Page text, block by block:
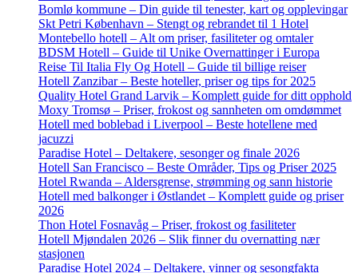
Bomlø kommune – Din guide til tenester, kart og opplevingar
Skt Petri København – Stengt og rebrandet til 1 Hotel
Montebello hotell – Alt om priser, fasiliteter og omtaler
BDSM Hotell – Guide til Unike Overnattinger i Europa
Reise Til Italia Fly Og Hotell – Guide til billige reiser
Hotell Zanzibar – Beste hoteller, priser og tips for 2025
Quality Hotel Grand Larvik – Komplett guide for ditt opphold
Moxy Tromsø – Priser, frokost og sannheten om omdømmet
Hotell med boblebad i Liverpool – Beste hotellene med
jacuzzi
Paradise Hotel – Deltakere, sesonger og finale 2026
Hotell San Francisco – Beste Områder, Tips og Priser 2025
Hotel Rwanda – Aldersgrense, strømming og sann historie
Hotell med balkonger i Østlandet – Komplett guide og priser
2026
Thon Hotel Fosnavåg – Priser, frokost og fasiliteter
Hotell Mjøndalen 2026 – Slik finner du overnatting nær
stasjonen
Paradise Hotel 2024 – Deltakere, vinner og sesongfakta